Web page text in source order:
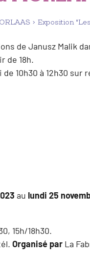
Exposition
de Janusz Malik
de 18h.
10h30 à 12h30 sur
au lundi 25
15h/18h30.
Organisé par La